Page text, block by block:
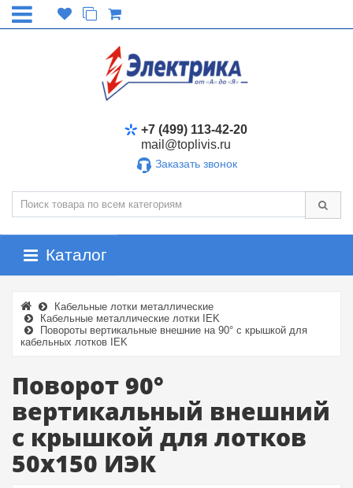
+7 (499) 113-42-20
mail@toplivis.ru
Заказать звонок
Каталог
Кабельные лотки металлические
Кабельные металлические лотки IEK
Повороты вертикальные внешние на 90° с крышкой для
кабельных лотков IEK
Поворот 90°
вертикальный внешний
с крышкой для лотков
50х150 ИЭК